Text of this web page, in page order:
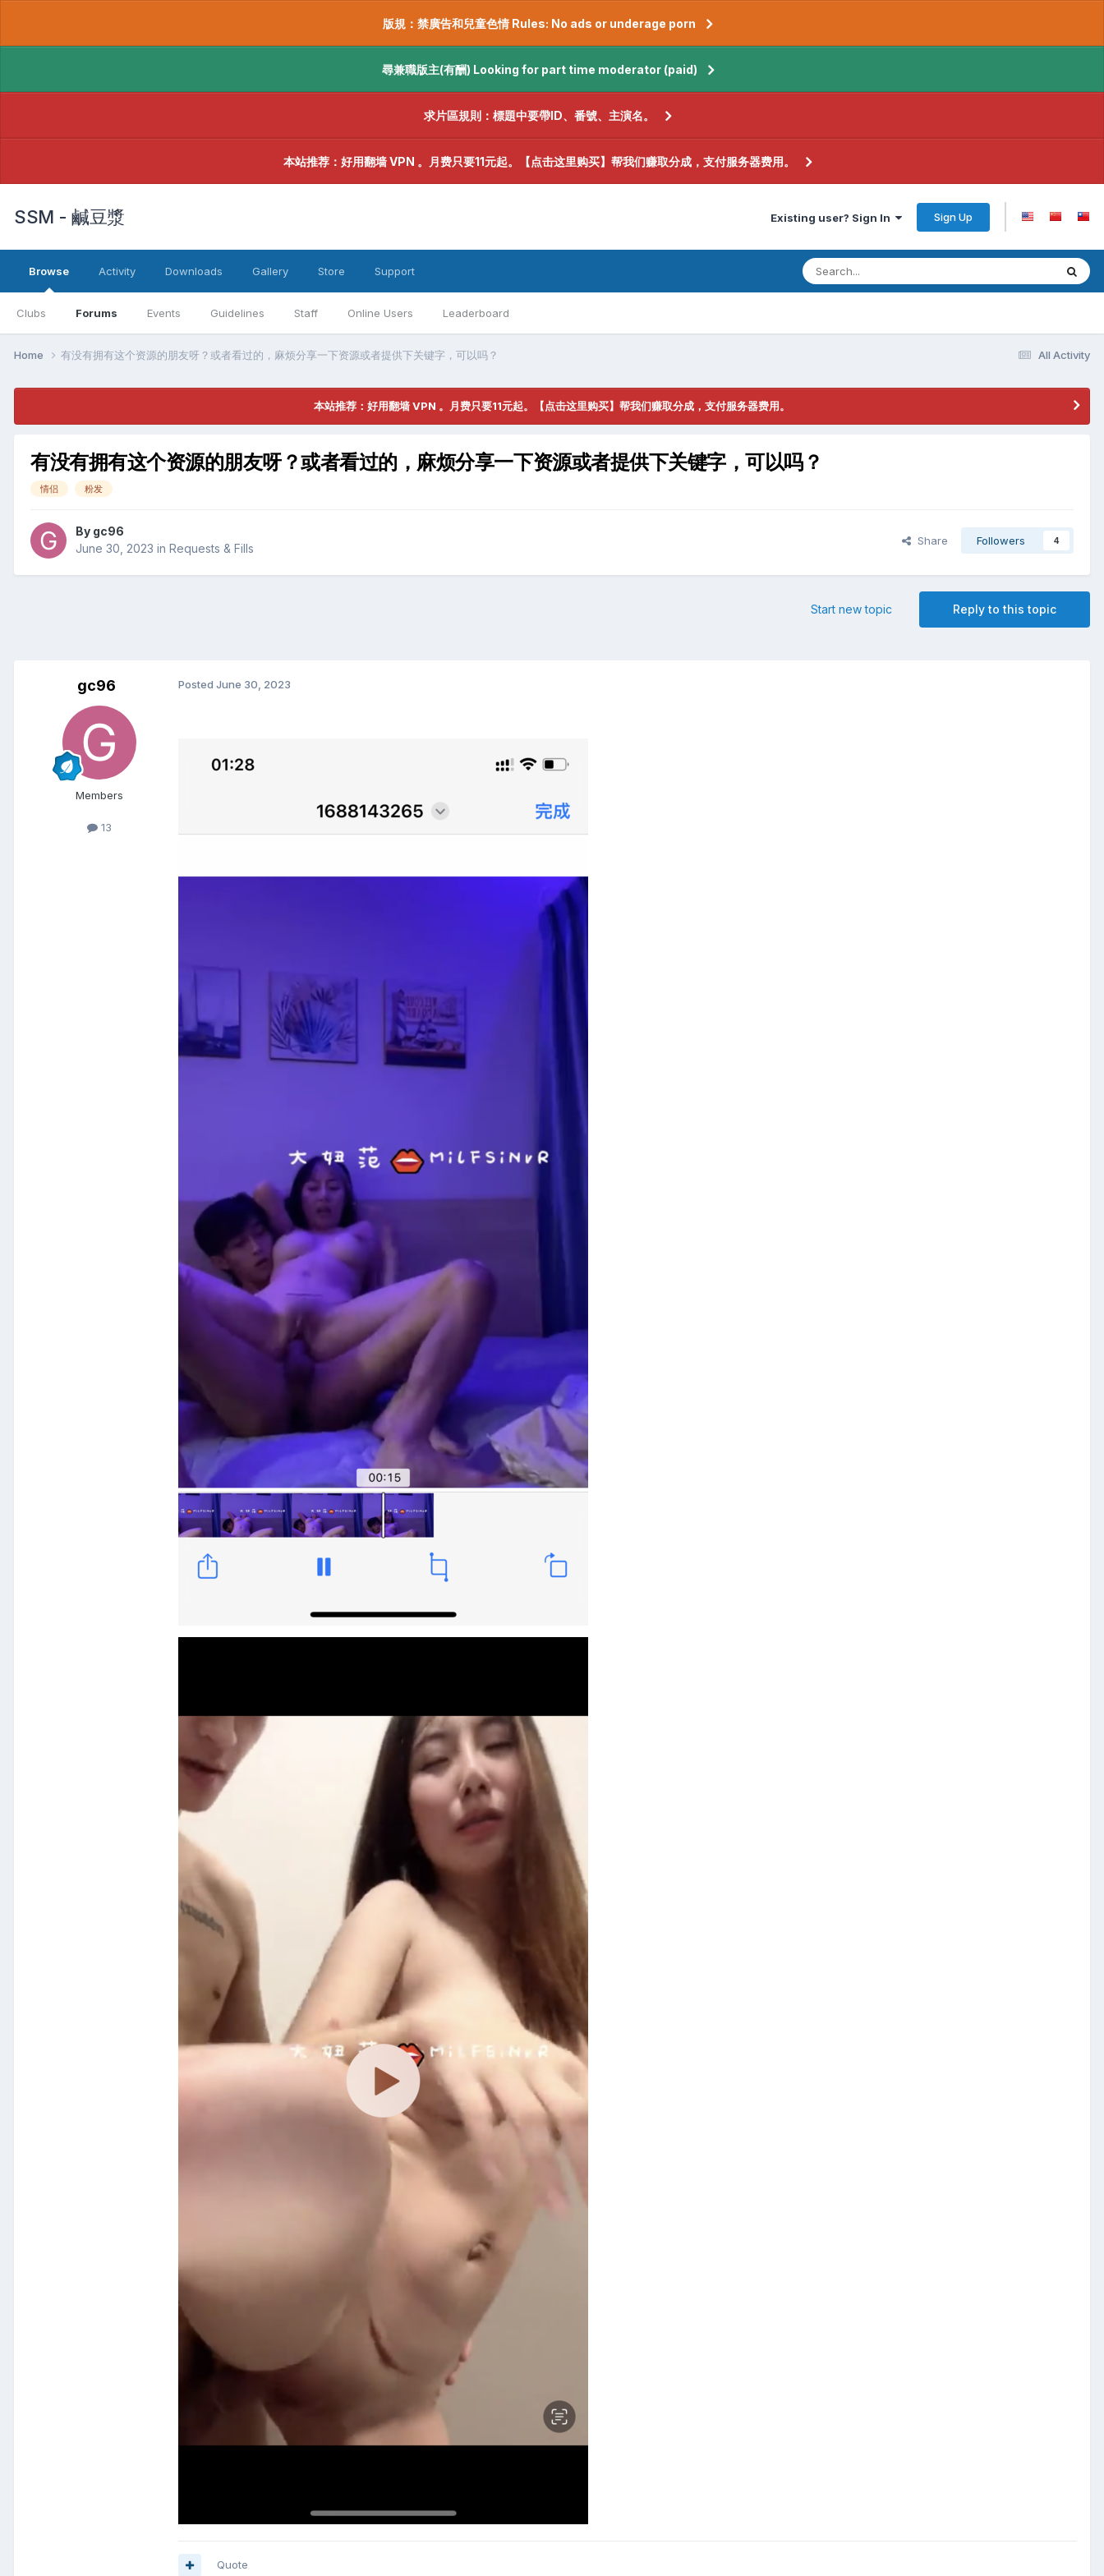
版規：禁廣告和兒童色情 Rules: No ads or underage porn
尋兼職版主(有酬) Looking for part time moderator (paid)
求片區規則：標題中要帶ID、番號、主演名。
本站推荐：好用翻墙 VPN 。月费只要11元起。【点击这里购买】帮我们赚取分成，支付服务器费用。
SSM - 鹹豆漿 Existing user? Sign In Sign Up
Browse
Clubs Forums Events Guidelines Staff Online Users Leaderboard
Activity Downloads Gallery Store Support
All Activity
Home 有没有拥有这个资源的朋友呀？或者看过的，麻烦分享一下资源或者提供下关键字，可以吗？
本站推荐：好用翻墙 VPN 。月费只要11元起。【点击这里购买】帮我们赚取分成，支付服务器费用。
有没有拥有这个资源的朋友呀？或者看过的，麻烦分享一下资源或者提供下关键字，可以吗？
情侣 粉发
By gc96
June 30, 2023 in Requests & Fills
Share Followers 4
Reply to this topic
Start new topic
gc96
Members
13
Posted June 30, 2023
Quote